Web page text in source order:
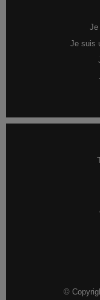
Je
Je suis
©